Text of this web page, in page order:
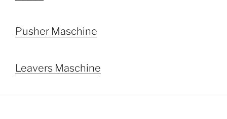
Pusher Maschine
Leavers Maschine